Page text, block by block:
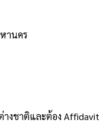
านคร
างชาติและต้อง Affidavit